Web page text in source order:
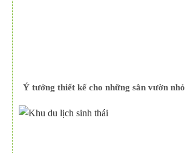
Ý tưởng thiết kế cho những sân vườn nhỏ